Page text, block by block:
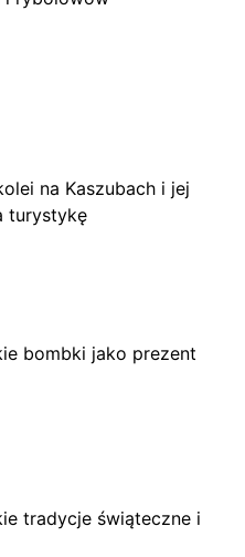
na Kaszubach i jej
turystykę
bombki jako prezent
tradycje świąteczne i